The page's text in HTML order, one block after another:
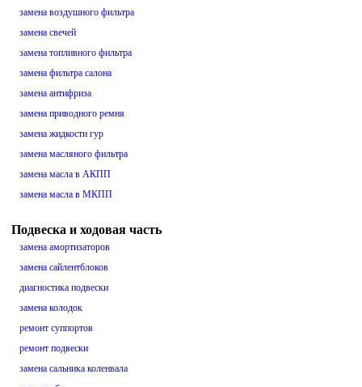
замена воздушного фильтра
замена свечей
замена топливного фильтра
замена фильтра салона
замена антифриза
замена приводного ремня
замена жидкости гур
замена масляного фильтра
замена масла в АКПП
замена масла в МКПП
Подвеска и ходовая часть
замена амортизаторов
замена сайлентблоков
диагностика подвески
замена колодок
ремонт суппортов
ремонт подвески
замена сальника коленвала